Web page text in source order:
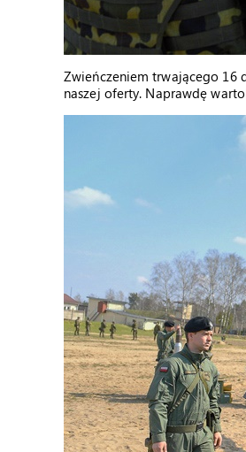
Zwieńczeniem trwającego 16
naszej oferty. Naprawdę